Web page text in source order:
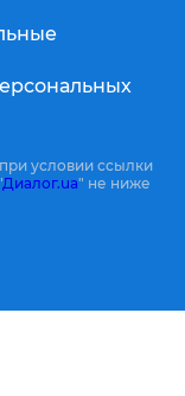
условии ссылки
Диалог.ua" не ниже